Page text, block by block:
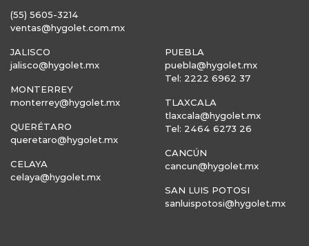
(55) 5605-3214
ventas@hygolet.com.mx
JALISCO
jalisco@hygolet.mx
MONTERREY
monterrey@hygolet.mx
QUERÉTARO
queretaro@hygolet.mx
CELAYA
celaya@hygolet.mx
PUEBLA
puebla@hygolet.mx
Tel: 2222 6962 37
TLAXCALA
tlaxcala@hygolet.mx
Tel: 2464 6273 26
CANCÚN
cancun@hygolet.mx
SAN LUIS POTOSI
sanluispotosi@hygolet.mx